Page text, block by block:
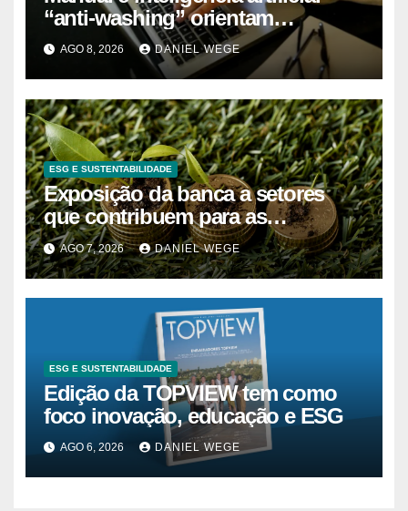
“anti-washing” orientam
empresas
AGO 8, 2026 DANIEL WEGE
ESG E SUSTENTABILIDADE
Exposição da banca a setores
que contribuem para as
alterações climáticas mantém-se
nos 62%
AGO 7, 2026 DANIEL WEGE
ESG E SUSTENTABILIDADE
Edição da TOPVIEW tem como
foco inovação, educação e ESG
AGO 6, 2026 DANIEL WEGE